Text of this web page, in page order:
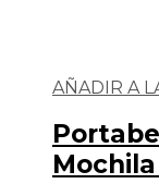
AÑADIR A